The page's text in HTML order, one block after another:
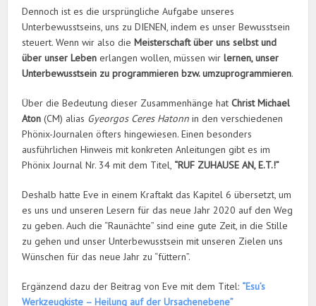
Dennoch ist es die ursprüngliche Aufgabe unseres
Unterbewusstseins, uns zu DIENEN, indem es unser Bewusstsein
steuert. Wenn wir also dieMeisterschaft über uns selbst und
über unser Leben erlangen wollen, müssen wirlernen, unser
Unterbewusstsein zu programmieren bzw. umzuprogrammieren.
Über die Bedeutung dieser Zusammenhänge hatChrist Michael
Aton (CM) alias Gyeorgos Ceres Hatonn in den verschiedenen
Phönix-Journalen öfters hingewiesen. Einen besonders
ausführlichen Hinweis mit konkreten Anleitungen gibt es im
Phönix Journal Nr. 34 mit dem Titel, “RUF ZUHAUSE AN, E.T.!”
Deshalb hatte Eve in einem Kraftakt das Kapitel 6 übersetzt, um
es uns und unseren Lesern für das neue Jahr 2020 auf den Weg
zu geben. Auch die “Raunächte” sind eine gute Zeit, in die Stille
zu gehen und unser Unterbewusstsein mit unseren Zielen uns
Wünschen für das neue Jahr zu “füttern”.
Ergänzend dazu der Beitrag von Eve mit dem Titel: “Esu’s
Werkzeugkiste – Heilung auf der Ursachenebene”